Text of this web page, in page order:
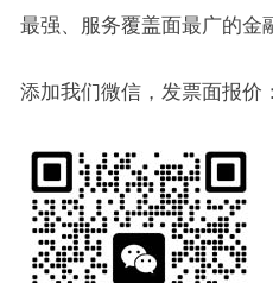
最强、服务覆盖面最广的金
添加我们微信，发票面报价